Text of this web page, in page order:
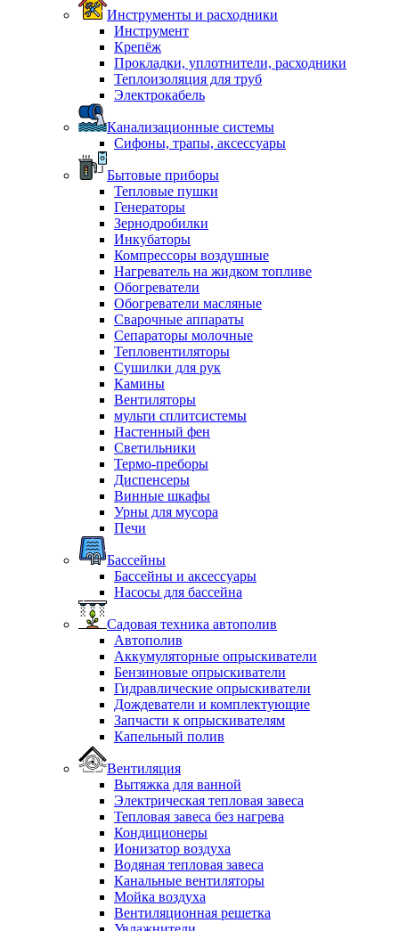
Инструменты и расходники
Инструмент
Крепёж
Прокладки, уплотнители, расходники
Теплоизоляция для труб
Электрокабель
Канализационные системы
Сифоны, трапы, аксессуары
Бытовые приборы
Тепловые пушки
Генераторы
Зернодробилки
Инкубаторы
Компрессоры воздушные
Нагреватель на жидком топливе
Обогреватели
Обогреватели масляные
Сварочные аппараты
Сепараторы молочные
Тепловентиляторы
Сушилки для рук
Камины
Вентиляторы
мульти сплитсистемы
Настенный фен
Светильники
Термо-преборы
Диспенсеры
Винные шкафы
Урны для мусора
Печи
Бассейны
Бассейны и аксессуары
Насосы для бассейна
Садовая техника автополив
Автополив
Аккумуляторные опрыскиватели
Бензиновые опрыскиватели
Гидравлические опрыскиватели
Дождеватели и комплектующие
Запчасти к опрыскивателям
Капельный полив
Вентиляция
Вытяжка для ванной
Электрическая тепловая завеса
Тепловая завеса без нагрева
Кондиционеры
Ионизатор воздуха
Водяная тепловая завеса
Канальные вентиляторы
Мойка воздуха
Вентиляционная решетка